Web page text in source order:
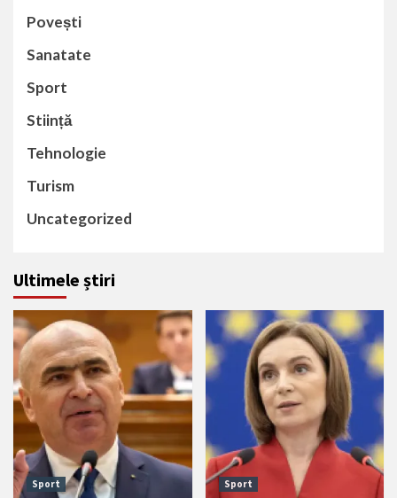
Povești
Sanatate
Sport
Stiință
Tehnologie
Turism
Uncategorized
Ultimele știri
Sport Sport